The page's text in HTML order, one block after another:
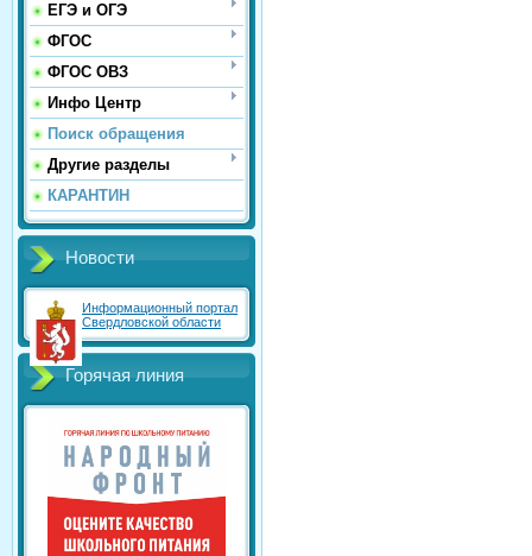
ЕГЭ и ОГЭ
ФГОС
ФГОС ОВЗ
Инфо Центр
Поиск обращения
Другие разделы
КАРАНТИН
Новости
Информационный портал
Свердловской области
Горячая линия